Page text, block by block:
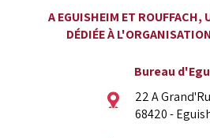
A EGUISHEIM ET ROUFFACH,
DÉDIÉE À
Bureau
22 A
68420 -